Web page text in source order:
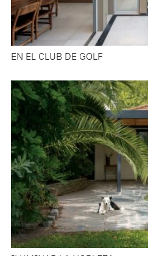
EN EL CLUB DE GOLF